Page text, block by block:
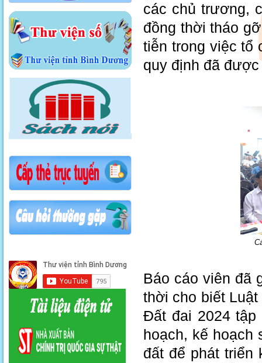
các chủ trương,
đồng thời tháo
tiễn trong việc tổ
quy định đã
Báo cáo viên đã
thời cho biết
Đất đai 2024
hoạch, kế hoạch
đất để phát triển